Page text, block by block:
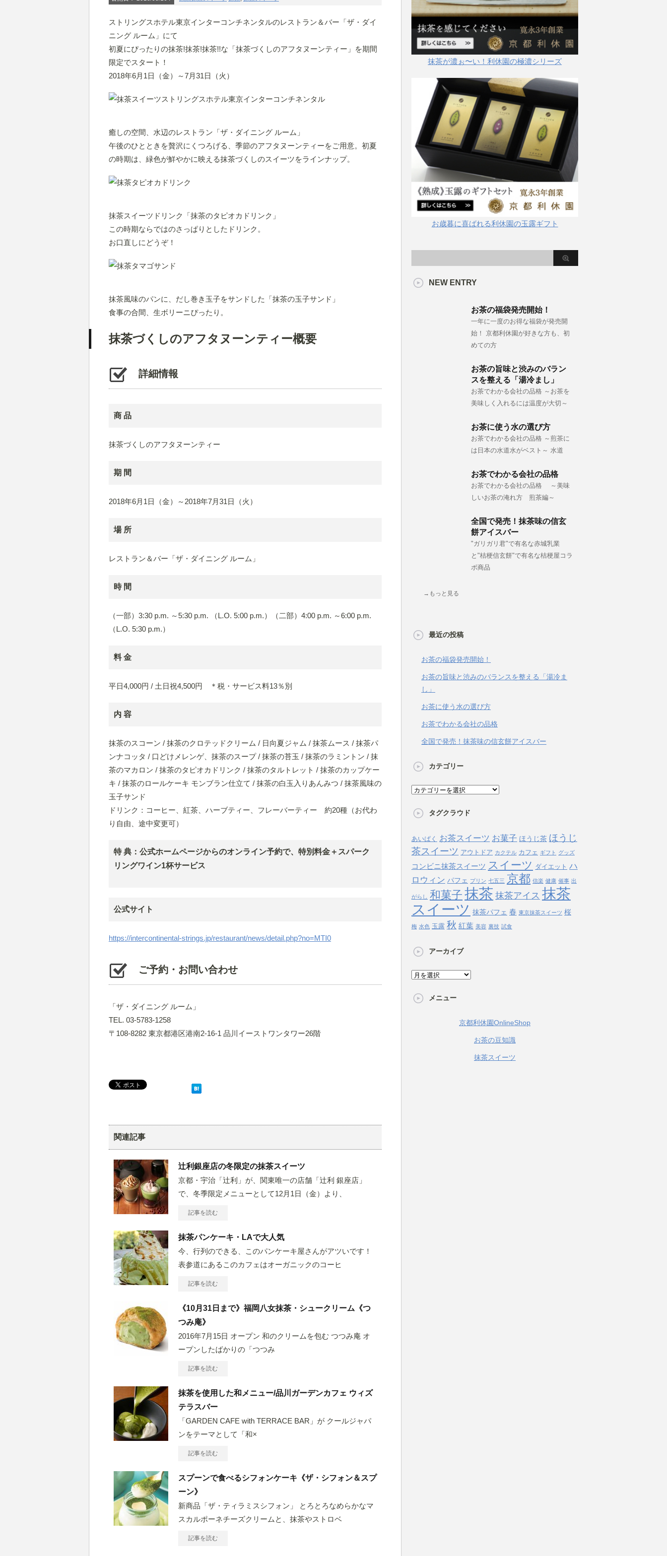
ストリングスホテル東京インターコンチネンタルのレストラン＆バー「ザ・ダイ
ニング ルーム」にて
初夏にぴったりの抹茶!抹茶!抹茶!!な「抹茶づくしのアフタヌーンティー」を期間
限定でスタート！
2018年6月1日（金）～7月31日（火）
癒しの空間、水辺のレストラン「ザ・ダイニング ルーム」
午後のひとときを贅沢にくつろげる、季節のアフタヌーンティーをご用意。初夏
の時期は、緑色が鮮やかに映える抹茶づくしのスイーツをラインナップ。
抹茶スイーツドリンク「抹茶のタピオカドリンク」
この時期ならではのさっぱりとしたドリンク。
お口直しにどうぞ！
抹茶風味のパンに、だし巻き玉子をサンドした「抹茶の玉子サンド」
食事の合間、生ボリーニぴったり。
抹茶づくしのアフタヌーンティー概要
詳細情報
商 品
抹茶づくしのアフタヌーンティー
期 間
2018年6月1日（金）～2018年7月31日（火）
場 所
レストラン＆バー「ザ・ダイニング ルーム」
時 間
（一部）3:30 p.m. ～5:30 p.m. （L.O. 5:00 p.m.）（二部）4:00 p.m. ～6:00 p.m.
（L.O. 5:30 p.m.）
料 金
平日4,000円 / 土日祝4,500円 ＊税・サービス料13％別
内 容
抹茶のスコーン / 抹茶のクロテッドクリーム / 日向夏ジャム / 抹茶ムース / 抹茶パ
ンナコッタ / 口どけメレンゲ、抹茶のスープ / 抹茶の苔玉 / 抹茶のラミントン / 抹
茶のマカロン / 抹茶のタピオカドリンク / 抹茶のタルトレット / 抹茶のカップケー
キ / 抹茶のロールケーキ モンブラン仕立て / 抹茶の白玉入りあんみつ / 抹茶風味の
玉子サンド
ドリンク：コーヒー、紅茶、ハーブティー、フレーバーティー 約20種（お代わ
り自由、途中変更可）
特 典：公式ホームページからのオンライン予約で、特別料金＋スパーク
リングワイン1杯サービス
公式サイト
https://intercontinental-strings.jp/restaurant/news/detail.php?no=MTI0
ご予約・お問い合わせ
「ザ・ダイニング ルーム」
TEL. 03-5783-1258
〒108-8282 東京都港区港南2-16-1 品川イーストワンタワー26階
関連記事
辻利銀座店の冬限定の抹茶スイーツ
京都・宇治「辻利」が、関東唯一の店舗「辻利 銀座店」
で、冬季限定メニューとして12月1日（金）より、
記事を読む
抹茶パンケーキ・LAで大人気
今、行列のできる、このパンケーキ屋さんがアツいです！
表参道にあるこのカフェはオーガニックのコーヒ
記事を読む
《10月31日まで》福岡八女抹茶・シュークリーム《つ
つみ庵》
2016年7月15日 オープン 和のクリームを包む つつみ庵 オ
ープンしたばかりの「つつみ
記事を読む
抹茶を使用した和メニュー/品川ガーデンカフェ ウィズ
テラスバー
「GARDEN CAFE with TERRACE BAR」が クールジャパ
ンをテーマとして「和×
記事を読む
スプーンで食べるシフォンケーキ《ザ・シフォン＆スプ
ーン》
新商品「ザ・ティラミスシフォン」 とろとろなめらかなマ
スカルポーネチーズクリームと、抹茶やストロベ
記事を読む
抹茶が濃ぉ〜い！利休園の極濃シリーズ
お歳暮に喜ばれる利休園の玉露ギフト
NEW ENTRY
お茶の福袋発売開始！
一年に一度のお得な福袋が発売開
始！ 京都利休園が好きな方も、初
めての方
お茶の旨味と渋みのバラン
スを整える「湯冷まし」
お茶でわかる会社の品格 ～お茶を
美味しく入れるには温度が大切～
お茶に使う水の選び方
お茶でわかる会社の品格 ～煎茶に
は日本の水道水がベスト～ 水道
お茶でわかる会社の品格
お茶でわかる会社の品格 ～美味
しいお茶の淹れ方 煎茶編～
全国で発売！抹茶味の信玄
餅アイスバー
"ガリガリ君"で有名な赤城乳業
と"桔梗信玄餅"で有名な桔梗屋コラ
ボ商品
→もっと見る
最近の投稿
お茶の福袋発売開始！
お茶の旨味と渋みのバランスを整える「湯冷ま
し」
お茶に使う水の選び方
お茶でわかる会社の品格
全国で発売！抹茶味の信玄餅アイスバー
カテゴリー
カ
ゴ
ー
タグクラウド
あいぱく お茶スイーツ お菓子 ほうじ茶 ほうじ
茶スイーツ アウトドア カクテル カフェ ギフト グッズ
コンビニ抹茶スイーツ スイーツ ダイエット ハ
ロウィン パフェ プリン 七五三 京都 信楽 健康 催事 出
がらし 和菓子 抹茶 抹茶アイス 抹茶
スイーツ 抹茶パフェ 春 東京抹茶スイーツ 桜
梅 水色 玉露 秋 紅葉 美容 裏技 試食
アーカイブ
ア
カ
メニュー
京都利休園OnlineShop
お茶の豆知識
抹茶スイーツ